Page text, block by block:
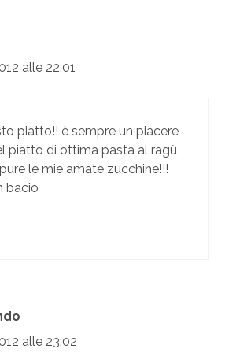
alle 22:01
piatto!! è sempre un piacere
piatto di ottima pasta al ragù
le mie amate zucchine!!!
bacio
alle 23:02